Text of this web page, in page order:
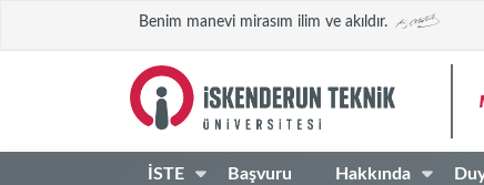
Benim manevi mirasım ilim ve akıldır.
İSTE Başvuru Hakkında